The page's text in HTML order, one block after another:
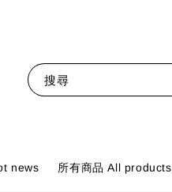
搜尋
news 所有商品 All products